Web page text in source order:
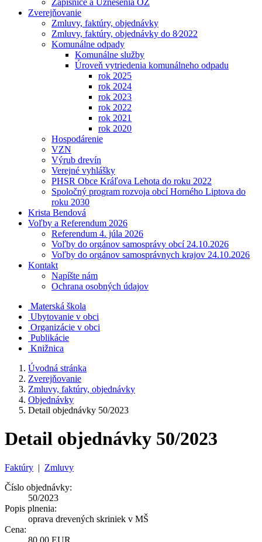
Zápisnice a Uznesenia OZ
Zverejňovanie
Zmluvy, faktúry, objednávky
Zmluvy, faktúry, objednávky do 8⁄2022
Komunálne odpady
Komunálne služby
Úroveň vytriedenia komunálneho odpadu
rok 2025
rok 2024
rok 2023
rok 2022
rok 2021
rok 2020
Hospodárenie
VZN
Výrub drevín
Verejné vyhlášky
PHSR Obce Kráľova Lehota do roku 2022
Spoločný program rozvoja obcí Horného Liptova do
roku 2030
Krista Bendová
Voľby a Referendum 2026
Referendum 4. júla 2026
Voľby do orgánov samosprávy obcí 24.10.2026
Voľby do orgánov samosprávnych krajov 24.10.2026
Kontakt
Napíšte nám
Ochrana osobných údajov
Materská škola
Ubytovanie v obci
Organizácie v obci
Publikácie
Knižnica
Úvodná stránka
Zverejňovanie
Zmluvy, faktúry, objednávky
Objednávky
Detail objednávky 50/2023
Detail objednávky 50/2023
Faktúry | Zmluvy
Číslo objednávky:
50/2023
Popis plnenia:
oprava drevených skriniek v MŠ
Cena:
80,00 EUR